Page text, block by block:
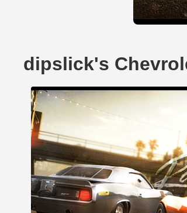
dipslick's